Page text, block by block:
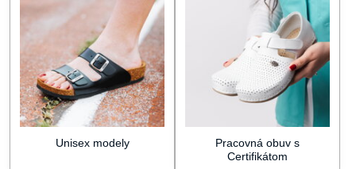
Unisex modely
Pracovná obuv s
Certifikátom